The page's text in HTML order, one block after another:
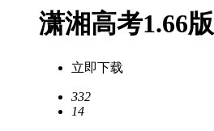
潇湘高考1.66版
立即下载
332
14